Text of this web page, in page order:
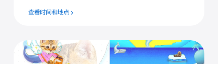
查看时间和地点